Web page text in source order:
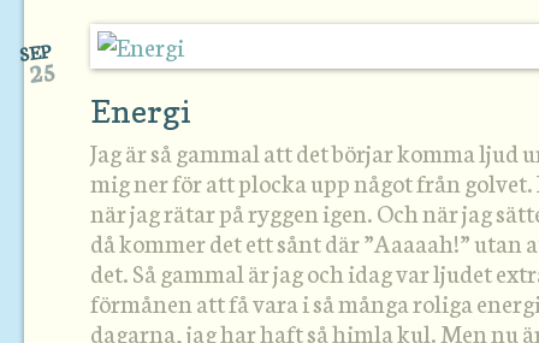
Energi
SEP
25
Jag är så gammal att det börjar komma ljud
mig ner för att plocka upp något från
när jag rätar på ryggen igen. Och när jag
då kommer det ett sånt där ”Aaaaah!” utan
det. Så gammal är jag och idag var ljudet
förmånen att få vara i så många roliga
dagarna, jag har haft så himla kul. Men nu